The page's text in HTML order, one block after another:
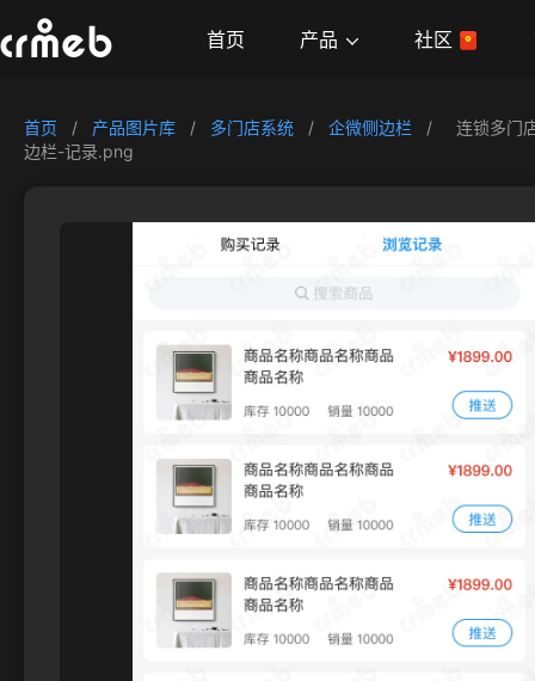
首页 产品 社区
首页 / 产品图片库 / 多门店系统 / 企微侧边栏 /
连锁多门
边栏-记录.png